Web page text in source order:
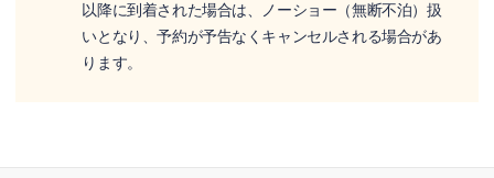
以降に到着された場合は、ノーショー（無断不泊）扱
いとなり、予約が予告なくキャンセルされる場合があ
ります。